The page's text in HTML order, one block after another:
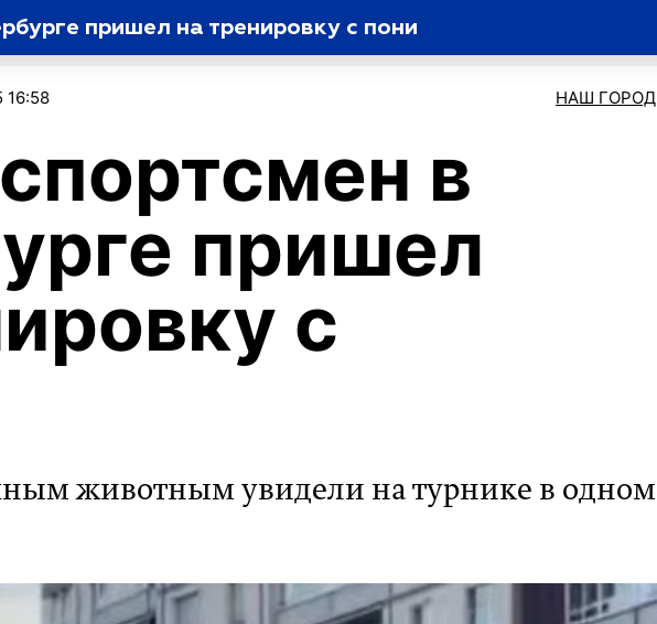
пришел на тренировку с пони
16:58 НАШ ГОРОД
в
пришел
с
животным увидели на турнике в одном